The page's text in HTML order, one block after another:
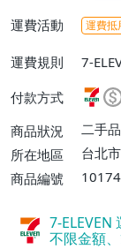
運費活動 運費抵
運費規則
7-
付款方式
商品狀況
二手品
所在地區
台北市
商品編號
7-ELEVEN
不限金額